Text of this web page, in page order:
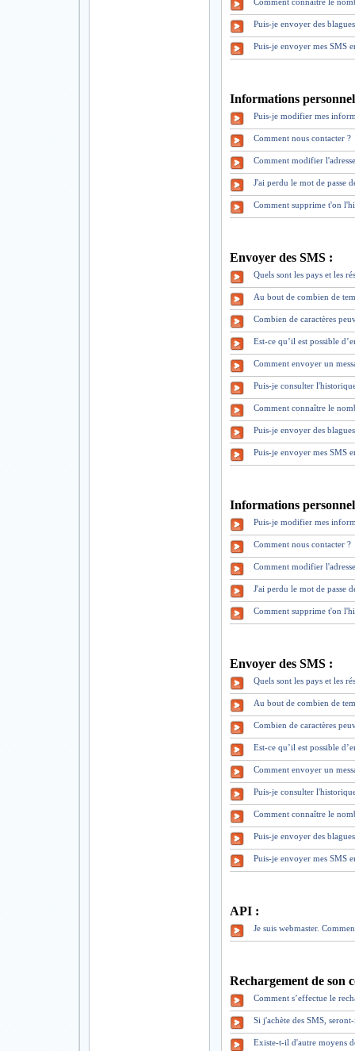
Puis-je envoyer des
Puis-je envoyer mes SMS
Informations
Puis-je modifier mes
Comment nous contacter ?
Comment modifier
J'ai perdu le mot de passe
Comment supprime t'on
Envoyer des SMS :
Quels sont les pays et les
Au bout de combien de
Combien de caractères
Est-ce qu’il est possible
Comment envoyer un
Puis-je consulter
Comment connaître le
Puis-je envoyer des
Puis-je envoyer mes SMS
Informations
Puis-je modifier mes
Comment nous contacter ?
Comment modifier
J'ai perdu le mot de passe
Comment supprime t'on
Envoyer des SMS :
Quels sont les pays et les
Au bout de combien de
Combien de caractères
Est-ce qu’il est possible
Comment envoyer un
Puis-je consulter
Comment connaître le
Puis-je envoyer des
Puis-je envoyer mes SMS
API :
Je suis webmaster.
Rechargement de son
Comment s’effectue le
Si j'achète des SMS,
Existe-t-il d'autre moyens